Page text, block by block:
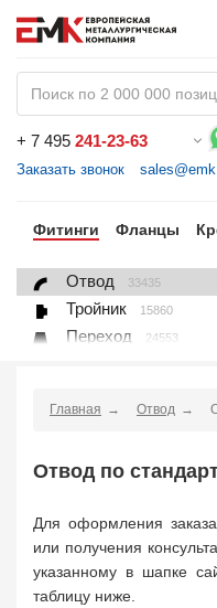
+ 7 495 241-23-63
Заказать звонок
Фитинги Фланцы
Отвод 33435
Тройник 15860
Переход 24553
Крестовина 361
Муфта, полумуфта
Заглушка, крышка
Пробка
Втулка, футорка
Главная Отвод
Отвод по
Для оформления
или получения
указанному в шапке
таблицу ниже.